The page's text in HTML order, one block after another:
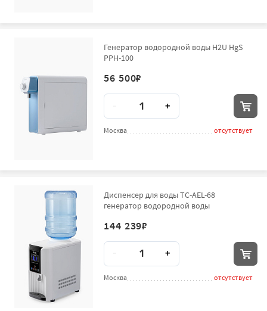
Генератор водородной воды H2U HgS
PPH-100
56 500₽
Количество
+
Москва отсутствует
Диспенсер для воды TC-AEL-68
генератор водородной воды
144 239₽
Количество
+
Москва отсутствует